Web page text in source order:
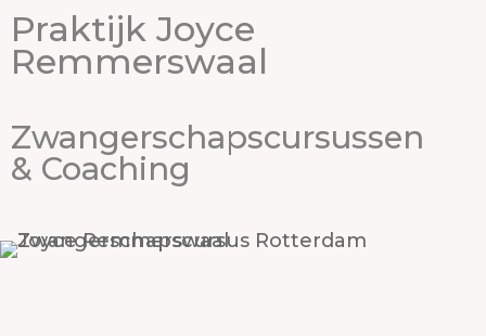
Praktijk Joyce
Remmerswaal
Zwangerschapscursussen
& Coaching